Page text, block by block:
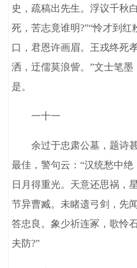
史，疏稿出先生。浮议千秋
死，苦志竟谁明?”“怜才到
口，君恩许画眉。王戎终死
洒，迂儒莫浪訾。”文士笔
是。
一十一
余过于忠肃公墓，题诗甚
最佳，警句云：“汉统愁中绝
日月得重光。天意还思祸，
节异曹臧。未睹遗弓剑，先
答忠良。象少祈连冢，歌怜
夫防?”